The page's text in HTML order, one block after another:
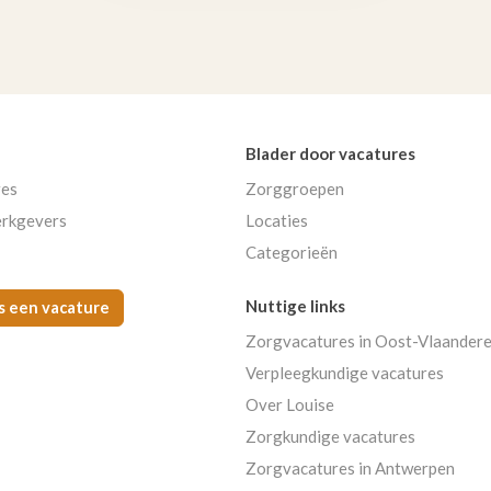
een vacature
Blader door vacatures
Zorggroepen
Locaties
Categorieën
Nuttige links
Zorgvacatures in Oost-
Verpleegkundige vacatures
Over Louise
Zorgkundige vacatures
Zorgvacatures in Antwerpen